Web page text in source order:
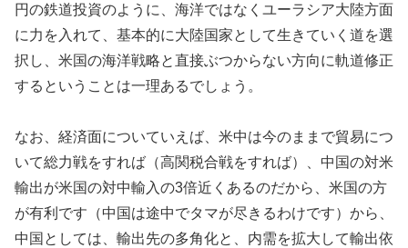
円の鉄道投資のように、海洋ではなくユーラシア大陸方面
に力を入れて、基本的に大陸国家として生きていく道を選
択し、米国の海洋戦略と直接ぶつからない方向に軌道修正
するということは一理あるでしょう。
なお、経済面についていえば、米中は今のままで貿易につ
いて総力戦をすれば（高関税合戦をすれば）、中国の対米
輸出が米国の対中輸入の3倍近くあるのだから、米国の方
が有利です（中国は途中でタマが尽きるわけです）から、
中国としては、輸出先の多角化と、内需を拡大して輸出依